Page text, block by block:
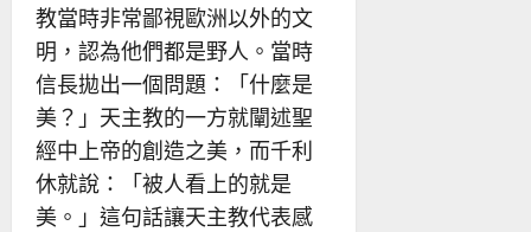
教當時非常鄙視歐洲以外的文
明，認為他們都是野人。當時
信長拋出一個問題：「什麼是
美？」天主教的一方就闡述聖
經中上帝的創造之美，而千利
休就說：「被人看上的就是
美。」這句話讓天主教代表感